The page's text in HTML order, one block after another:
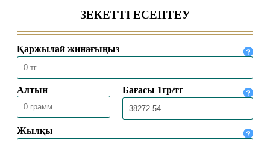
04.08.2026 1971
БАС МҮФТИ ТӨРАЛҚА МӘЖІЛІСІН
ӨТКІЗДІ
31.07.2026